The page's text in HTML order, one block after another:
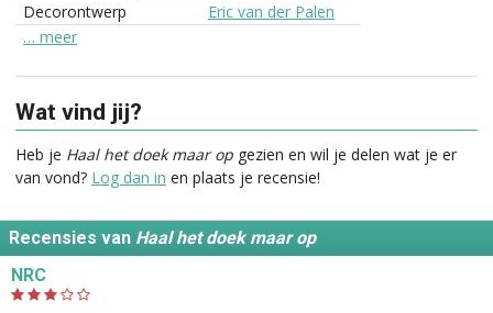
Decorontwerp
Eric van der Palen
… meer
Wat vind jij?
Heb je Haal het doek maar op gezien en wil je delen wat je er
van vond? Log dan in en plaats je recensie!
Recensies van Haal het doek maar op
NRC